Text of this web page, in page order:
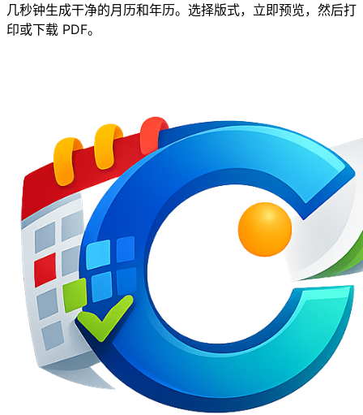
几秒钟生成干净的月历和年历。选择版式，立即预览，然后打
印或下载 PDF。